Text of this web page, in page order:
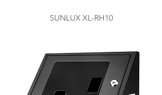
SUNLUX XL-RH10